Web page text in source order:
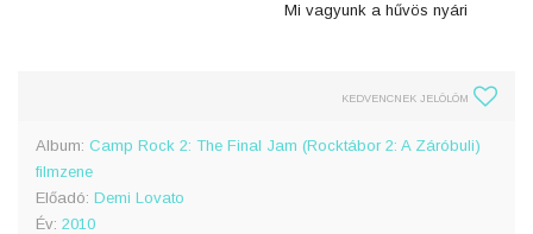
Mi vagyunk a hűvös nyári
KEDVENCNEK JELÖLÖM
Album: Camp Rock 2: The Final Jam (Rocktábor 2: A Záróbuli)
filmzene
Előadó: Demi Lovato
Év: 2010